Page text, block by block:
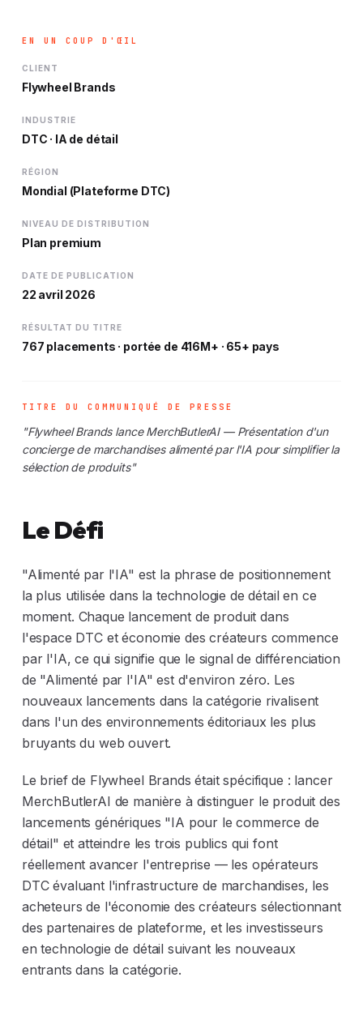
EN UN COUP D'ŒIL
CLIENT
Flywheel Brands
INDUSTRIE
DTC · IA de détail
RÉGION
Mondial (Plateforme DTC)
NIVEAU DE DISTRIBUTION
Plan premium
DATE DE PUBLICATION
22 avril 2026
RÉSULTAT DU TITRE
767 placements · portée de 416M+ · 65+ pays
TITRE DU COMMUNIQUÉ DE PRESSE
"Flywheel Brands lance MerchButlerAI — Présentation d'un
concierge de marchandises alimenté par l'IA pour simplifier la
sélection de produits"
Le Défi
"Alimenté par l'IA" est la phrase de positionnement
la plus utilisée dans la technologie de détail en ce
moment. Chaque lancement de produit dans
l'espace DTC et économie des créateurs commence
par l'IA, ce qui signifie que le signal de différenciation
de "Alimenté par l'IA" est d'environ zéro. Les
nouveaux lancements dans la catégorie rivalisent
dans l'un des environnements éditoriaux les plus
bruyants du web ouvert.
Le brief de Flywheel Brands était spécifique : lancer
MerchButlerAI de manière à distinguer le produit des
lancements génériques "IA pour le commerce de
détail" et atteindre les trois publics qui font
réellement avancer l'entreprise — les opérateurs
DTC évaluant l'infrastructure de marchandises, les
acheteurs de l'économie des créateurs sélectionnant
des partenaires de plateforme, et les investisseurs
en technologie de détail suivant les nouveaux
entrants dans la catégorie.